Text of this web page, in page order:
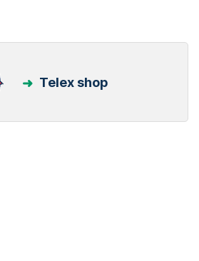
Telex shop